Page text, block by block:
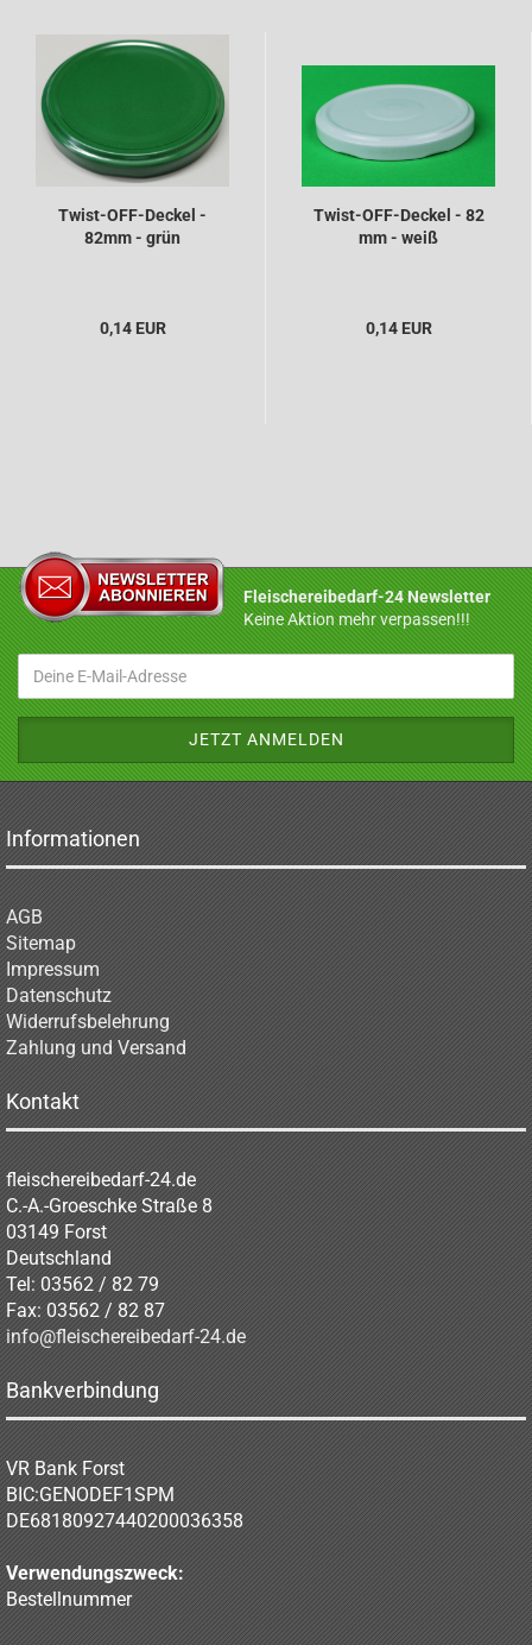
Twist-OFF-Deckel -
82mm - grün
0,14 EUR
Twist-OFF-Deckel - 82
mm - weiß
0,14 EUR
Fleischereibedarf-24 Newsletter
Keine Aktion mehr verpassen!!!
Informationen
AGB
Sitemap
Impressum
Datenschutz
Widerrufsbelehrung
Zahlung und Versand
Kontakt
fleischereibedarf-24.de
C.-A.-Groeschke Straße 8
03149 Forst
Deutschland
Tel: 03562 / 82 79
Fax: 03562 / 82 87
info@fleischereibedarf-24.de
Bankverbindung
VR Bank Forst
BIC:GENODEF1SPM
DE68180927440200036358
Verwendungszweck:
Bestellnummer